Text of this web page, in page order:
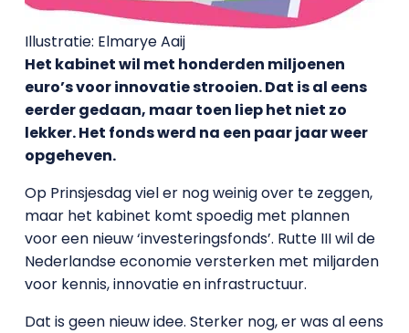
Illustratie: Elmarye Aaij
Het kabinet wil met honderden miljoenen
euro’s voor innovatie strooien. Dat is al eens
eerder gedaan, maar toen liep het niet zo
lekker. Het fonds werd na een paar jaar weer
opgeheven.
Op Prinsjesdag viel er nog weinig over te zeggen,
maar het kabinet komt spoedig met plannen
voor een nieuw ‘investeringsfonds’. Rutte III wil de
Nederlandse economie versterken met miljarden
voor kennis, innovatie en infrastructuur.
Dat is geen nieuw idee. Sterker nog, er was al eens